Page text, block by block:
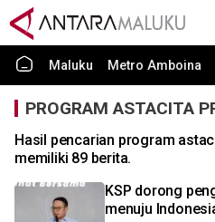
Maluku Metro Amboina
PROGRAM ASTACITA
Hasil pencarian program
memiliki 89 berita.
KSP dorong
menuju